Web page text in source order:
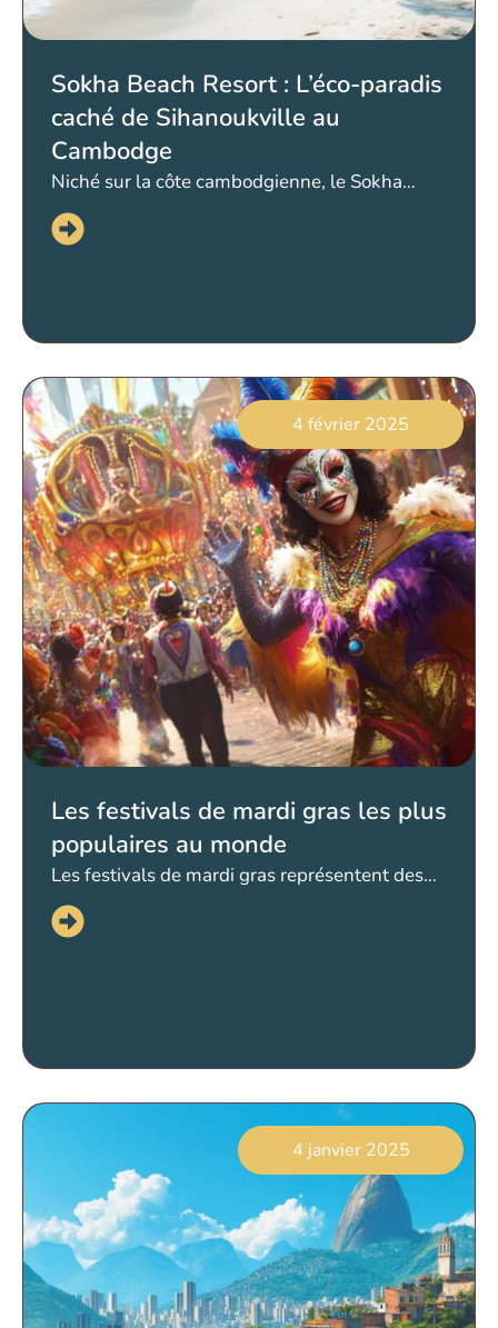
Sokha Beach Resort : L’éco-paradis
caché de Sihanoukville au
Cambodge
Niché sur la côte cambodgienne, le Sokha…
4 février 2025
Les festivals de mardi gras les plus
populaires au monde
Les festivals de mardi gras représentent des…
4 janvier 2025